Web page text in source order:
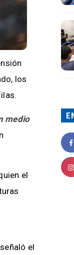
los
medio
el
el